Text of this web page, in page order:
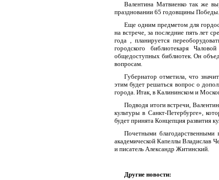
Валентина Матвиенко так же
праздновании 65 годовщины Победы.
Еще одним предметом для
на встрече, за последние пять лет
года , планируется
городского библиотекаря
общедоступных библиотек. Он
вопросам.
Губернатор отметила, что
этим будет решаться вопрос о
города. Итак, в Калининском и
Подводя итоги встречи,
культуры в Санкт-Петербурге»,
будет принята Концепция развития
Почетными благодарственными
академической Капеллы Владислав
и писатель Александр Житинский.
Другие новости: